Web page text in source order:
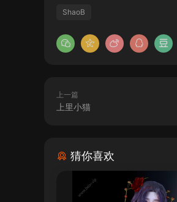
ShaoB
上一篇
上里小猫
猜你喜欢